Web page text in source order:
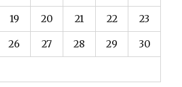
19 20 21 22 23
26 27 28 29 30